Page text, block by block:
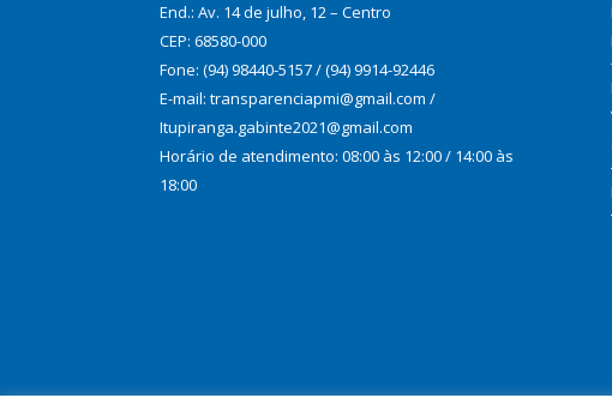
End.: Av. 14 de julho, 12 – Centro
CEP: 68580-000
Fone: (94) 98440-5157 / (94) 9914-92446
E-mail: transparenciapmi@gmail.com /
Itupiranga.gabinte2021@gmail.com
Horário de atendimento: 08:00 às 12:00 / 14:00 às
18:00